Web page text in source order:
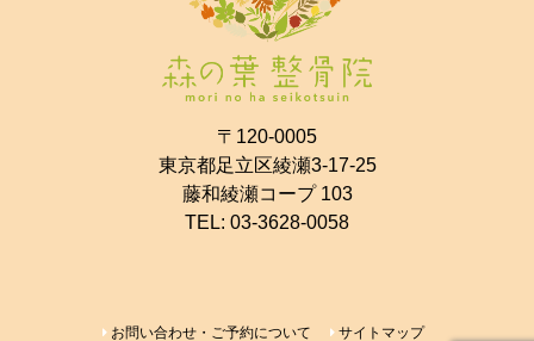
〒120-0005
東京都足立区綾瀬3-17-25
藤和綾瀬コープ 103
TEL: 03-3628-0058
お問い合わせ・ご予約について サイトマップ